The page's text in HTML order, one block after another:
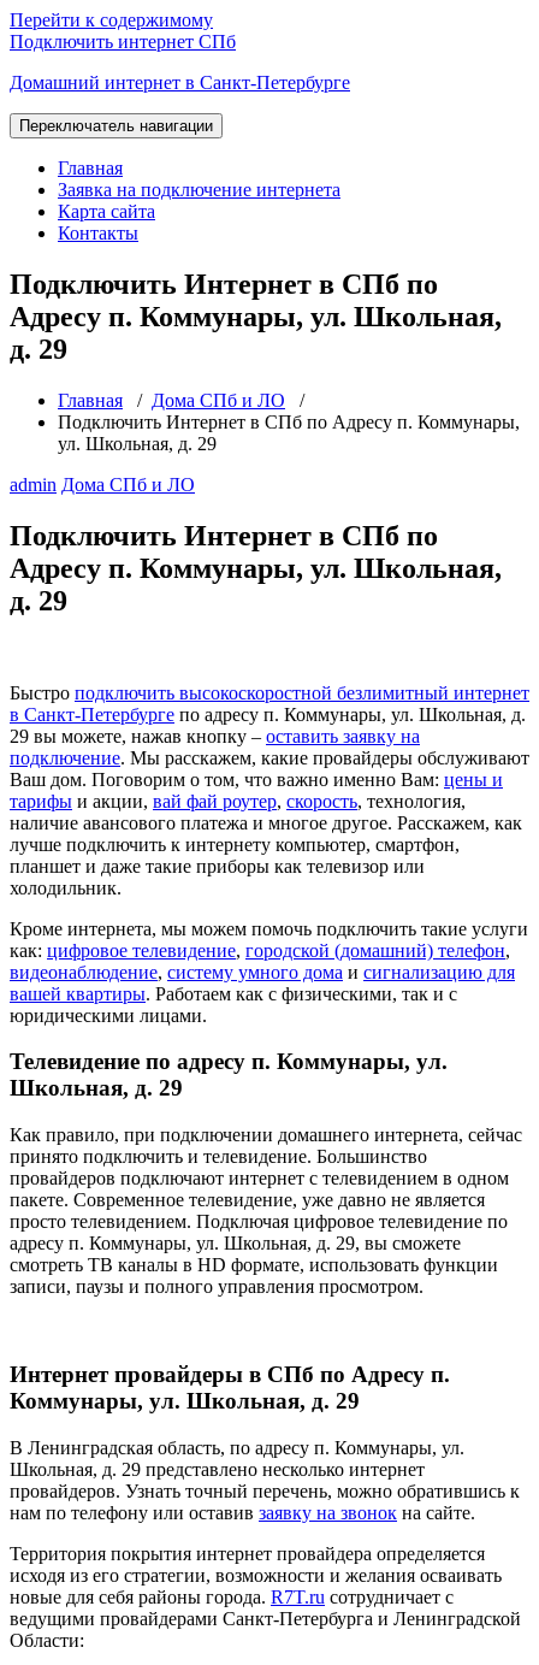
Перейти к содержимому
Подключить интернет СПб
Домашний интернет в Санкт-Петербурге
Переключатель навигации
Главная
Заявка на подключение интернета
Карта сайта
Контакты
Подключить Интернет в СПб по
Адресу п. Коммунары, ул. Школьная,
д. 29
Главная / Дома СПб и ЛО /
Подключить Интернет в СПб по Адресу п. Коммунары,
ул. Школьная, д. 29
admin Дома СПб и ЛО
Подключить Интернет в СПб по
Адресу п. Коммунары, ул. Школьная,
д. 29
Быстро подключить высокоскоростной безлимитный интернет
в Санкт-Петербурге по адресу п. Коммунары, ул. Школьная, д.
29 вы можете, нажав кнопку – оставить заявку на
подключение. Мы расскажем, какие провайдеры обслуживают
Ваш дом. Поговорим о том, что важно именно Вам: цены и
тарифы и акции, вай фай роутер, скорость, технология,
наличие авансового платежа и многое другое. Расскажем, как
лучше подключить к интернету компьютер, смартфон,
планшет и даже такие приборы как телевизор или
холодильник.
Кроме интернета, мы можем помочь подключить такие услуги
как: цифровое телевидение, городской (домашний) телефон,
видеонаблюдение, систему умного дома и сигнализацию для
вашей квартиры. Работаем как с физическими, так и с
юридическими лицами.
Телевидение по адресу п. Коммунары, ул.
Школьная, д. 29
Как правило, при подключении домашнего интернета, сейчас
принято подключить и телевидение. Большинство
провайдеров подключают интернет с телевидением в одном
пакете. Современное телевидение, уже давно не является
просто телевидением. Подключая цифровое телевидение по
адресу п. Коммунары, ул. Школьная, д. 29, вы сможете
смотреть ТВ каналы в HD формате, использовать функции
записи, паузы и полного управления просмотром.
Интернет провайдеры в СПб по Адресу п.
Коммунары, ул. Школьная, д. 29
В Ленинградская область, по адресу п. Коммунары, ул.
Школьная, д. 29 представлено несколько интернет
провайдеров. Узнать точный перечень, можно обратившись к
нам по телефону или оставив заявку на звонок на сайте.
Территория покрытия интернет провайдера определяется
исходя из его стратегии, возможности и желания осваивать
новые для себя районы города. R7T.ru сотрудничает с
ведущими провайдерами Санкт-Петербурга и Ленинградской
Области: